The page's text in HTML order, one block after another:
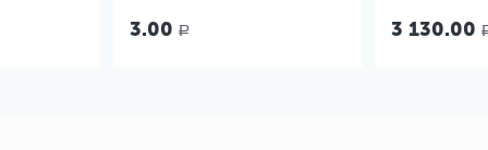
3.00 Р 3 130.00